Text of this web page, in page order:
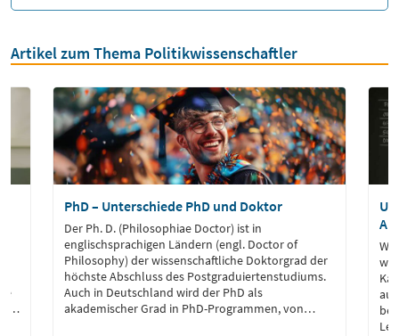
Artikel zum Thema Politikwissenschaftler
PhD – Unterschiede PhD und Doktor
Der Ph. D. (Philosophiae Doctor) ist in
englischsprachigen Ländern (engl. Doctor of
Philosophy) der wissenschaftliche Doktorgrad der
höchste Abschluss des Postgraduiertenstudiums.
Auch in Deutschland wird der PhD als
akademischer Grad in PhD-Programmen, von
auf